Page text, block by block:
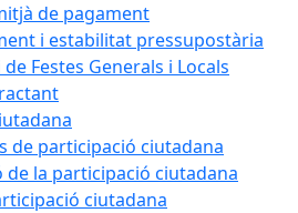
de pagament
i estabilitat pressupostària
Festes Generals i Locals
de participació ciutadana
de la participació ciutadana
ciutadana